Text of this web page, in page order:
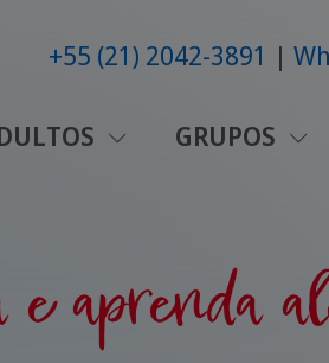
+55 (21) 2042-3891
GRUPOS
aprenda